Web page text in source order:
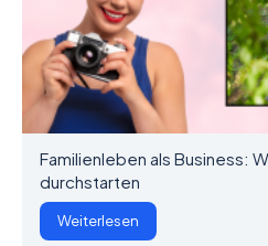
Familienleben als Business:
durchstarten
Weiterlesen